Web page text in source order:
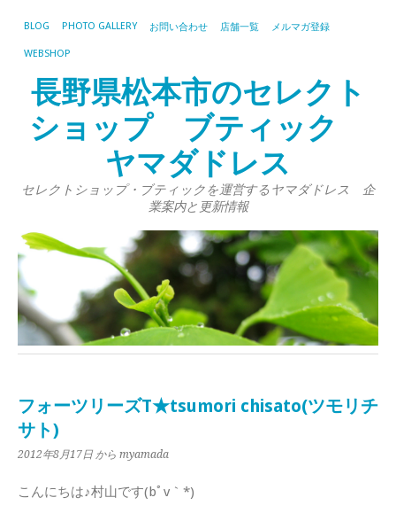
BLOG PHOTO GALLERY お問い合わせ 店舗一覧 メルマガ登録
WEBSHOP
長野県松本市のセレクト
ショップ ブティック
ヤマダドレス
セレクトショップ・ブティックを運営するヤマダドレス 企
業案内と更新情報
フォーツリーズT★tsumori chisato(ツモリチ
サト)
2012年8月17日 から myamada
こんにちは♪村山です(bﾟv｀*)